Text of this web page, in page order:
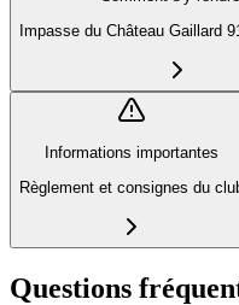
Impasse du Château Gaillard
Informations importantes
Règlement et consignes du
Questions